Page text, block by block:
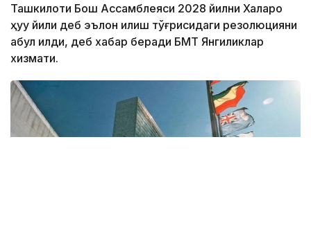
Ташкилоти Бош Ассамблеяси 2028 йилни Халқаро
ҳуқуқ йили деб эълон қилиш тўғрисидаги резолюцияни
қабул қилди, деб хабар беради БМТ Янгиликлар
хизмати.